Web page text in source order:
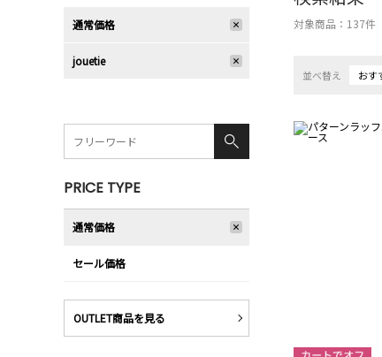
対象商品： 137件
並べ替え おす
通常価格
jouetie
PRICE TYPE
通常価格
セール価格
OUTLET商品を見る